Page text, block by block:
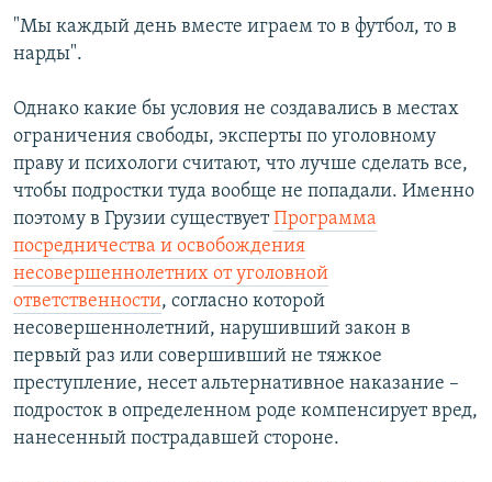
"Мы каждый день вместе играем то в футбол, то в
нарды".
Однако какие бы условия не создавались в местах
ограничения свободы, эксперты по уголовному
праву и психологи считают, что лучше сделать все,
чтобы подростки туда вообще не попадали. Именно
поэтому в Грузии существуетПрограмма
посредничества и освобождения
несовершеннолетних от уголовной
ответственности, согласно которой
несовершеннолетний, нарушивший закон в
первый раз или совершивший не тяжкое
преступление, несет альтернативное наказание –
подросток в определенном роде компенсирует вред,
нанесенный пострадавшей стороне.